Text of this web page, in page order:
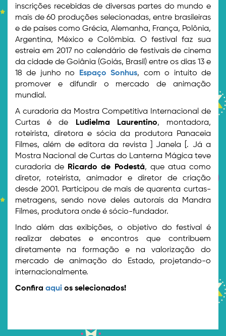
inscrições recebidas de diversas partes do mundo e
mais de 60 produções selecionadas, entre brasileiras
e de países como Grécia, Alemanha, França, Polônia,
Argentina, México e Colômbia. O festival faz sua
estreia em 2017 no calendário de festivais de cinema
da cidade de Goiânia (Goiás, Brasil) entre os dias 13 e
18 de junho no
Espaço Sonhus, com o intuito de
promover e difundir o mercado de animação
mundial.
A curadoria da Mostra Competitiva Internacional de
Curtas é de
Ludielma Laurentino, montadora,
roteirista, diretora e sócia da produtora Panaceia
Filmes, além de editora da revista ] Janela [. Já a
Mostra Nacional de Curtas do Lanterna Mágica teve
curadoria de
Ricardo de Podestá, que atua como
diretor, roteirista, animador e diretor de criação
desde 2001. Participou de mais de quarenta curtas-
metragens, sendo nove deles autorais da Mandra
Filmes, produtora onde é sócio-fundador.
Indo além das exibições, o objetivo do festival é
realizar debates e encontros que contribuem
diretamente na formação e na valorização do
mercado de animação do Estado, projetando-o
internacionalmente.
Confira aqui os selecionados!